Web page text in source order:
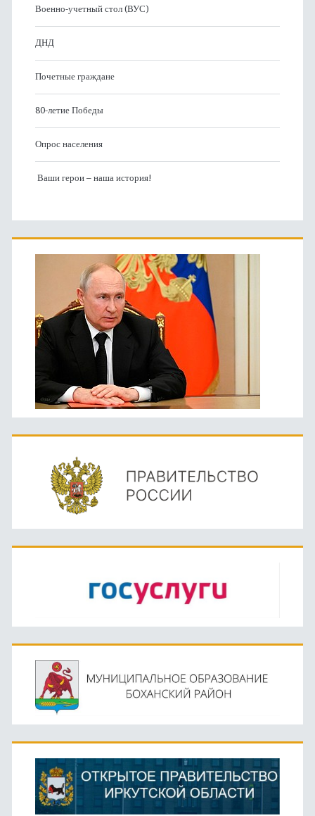
Военно-учетный стол (ВУС)
ДНД
Почетные граждане
80-летие Победы
Опрос населения
Ваши герои – наша история!